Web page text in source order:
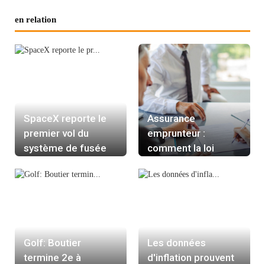
en relation
SpaceX reporte le
premier vol du
système de fusée
Assurance
emprunteur :
comment la loi
donne pour les
Golf: Boutier
termine 2e à
Les données
d'inflation prouvent